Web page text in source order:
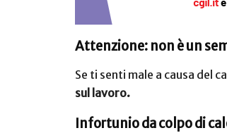
Attenzione: non è un
Se ti senti male a causa del
sul lavoro.
Infortunio da colpo di